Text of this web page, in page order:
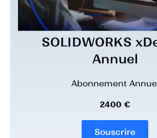
SOLIDWORKS
Annuel
Abonnement
2400 €
Souscrire